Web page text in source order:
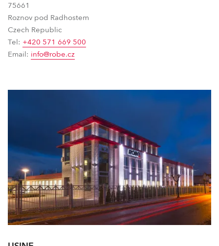
75661
Roznov pod Radhostem
Czech Republic
Tel: +420 571 669 500
Email: info@robe.cz